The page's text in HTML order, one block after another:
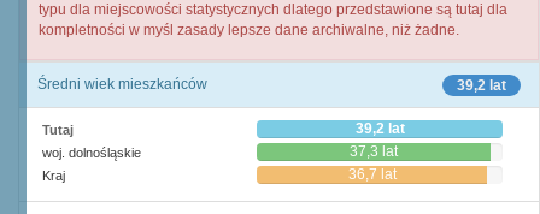
typu dla miejscowości statystycznych dlatego przedstawione są tutaj dla
kompletności w myśl zasady lepsze dane archiwalne, niż żadne.
39,2 lat
Średni wiek mieszkańców
Tutaj 39,2 lat
woj. dolnośląskie 37,3 lat
Kraj 36,7 lat